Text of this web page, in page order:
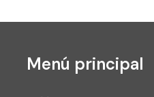
Menú principal